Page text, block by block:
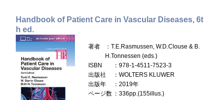
Handbook of Patient Care in Vascular Diseases, 6t
h ed.
著者
：T.E.Rasmussen, W.D.Clouse & B.
H.Tonnessen (eds.)
ISBN
：978-1-4511-7523-3
出版社
：WOLTERS KLUWER
出版年
：2019年
ページ数 ：336pp.(155illus.)